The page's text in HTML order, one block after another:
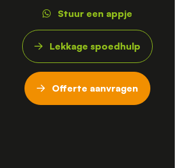
Stuur een appje
Lekkage spoedhulp
Offerte aanvragen